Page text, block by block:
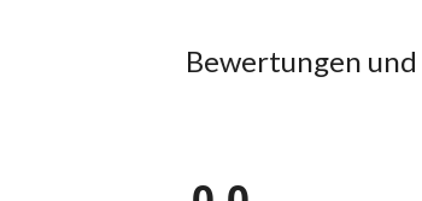
Bewertungen